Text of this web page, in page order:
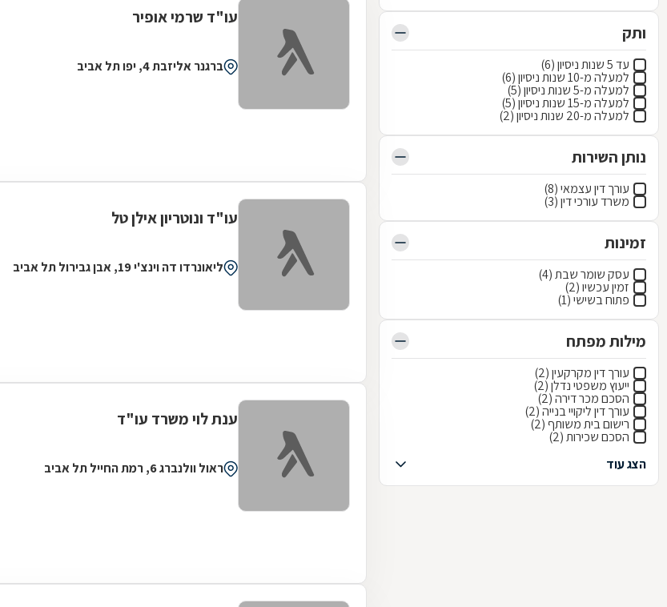
ותק
עד 5 שנות ניסיון (6)
למעלה מ-10 שנות ניסיון (6)
למעלה מ-5 שנות ניסיון (5)
למעלה מ-15 שנות ניסיון (5)
למעלה מ-20 שנות ניסיון (2)
נותן השירות
עורך דין עצמאי (8)
משרד עורכי דין (3)
זמינות
עסק שומר שבת (4)
זמין עכשיו (2)
פתוח בשישי (1)
מילות מפתח
עורך דין מקרקעין (2)
ייעוץ משפטי נדלן (2)
הסכם מכר דירה (2)
עורך דין ליקויי בנייה (2)
רישום בית משותף (2)
הסכם שכירות (2)
הצג עוד
עו"ד שרמי אופיר
ברגנר אליזבת 4, יפו תל אביב
עו"ד ונוטריון אילן טל
ליאונרדו דה וינצ'י 19, אבן גבירול תל אביב
ענת לוי משרד עו"ד
ראול וולנברג 6, רמת החייל תל אביב